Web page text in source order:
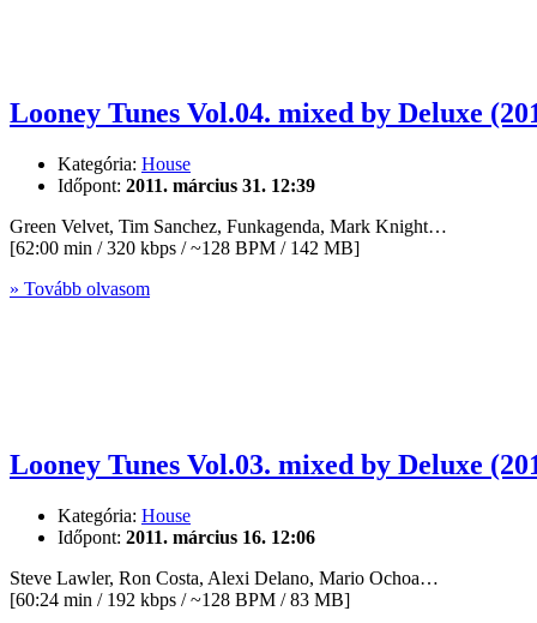
Looney Tunes Vol.04. mixed by Deluxe
Kategória: House
Időpont: 2011. március 31. 12:39
Green Velvet, Tim Sanchez, Funkagenda, Mark Knight…
[62:00 min / 320 kbps / ~128 BPM / 142 MB]
» Tovább olvasom
Looney Tunes Vol.03. mixed by Deluxe
Kategória: House
Időpont: 2011. március 16. 12:06
Steve Lawler, Ron Costa, Alexi Delano, Mario Ochoa…
[60:24 min / 192 kbps / ~128 BPM / 83 MB]